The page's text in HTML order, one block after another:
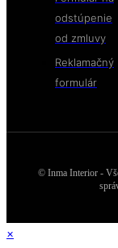
odstúpenie
od zmluvy
Reklamačný
formulár
© Inma Interior -
×